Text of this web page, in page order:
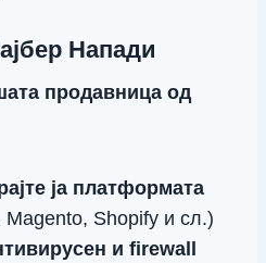
Напади
продавница од
ја платформата
Shopify и сл.)
и firewall